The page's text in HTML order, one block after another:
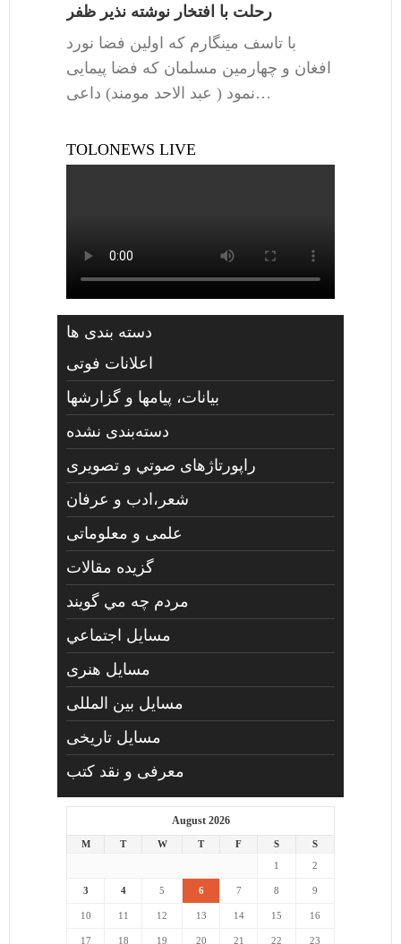
رحلت با افتخار نوشته نذیر ظفر
با تاسف مینگارم که اولین فضا نورد
افغان و چهارمین مسلمان که فضا پیمایی
نمود ( عبد الاحد مومند) داعی…
TOLONEWS LIVE
دسته بندی ها
اعلانات فوتی
بیانات، پیامها و گزارشها
دسته‌بندی نشده
راپورتاژهای صوتي و تصويری
شعر،ادب و عرفان
علمی و معلوماتی
گزیده مقالات
مردم چه مي گويند
مسايل اجتماعي
مسايل هنری
مسایل بین المللی
مسایل تاریخی
معرفی و نقد کتب
August 2026
M T W T F S
S
1
2
3 4 5 6 7 8 9
10 11 12 13 14 15 16
17 18 19 20 21 22 23